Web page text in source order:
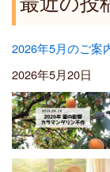
2026年5月のご案
2026年5月20日